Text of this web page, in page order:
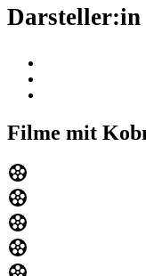
Darsteller:in
Filme mit